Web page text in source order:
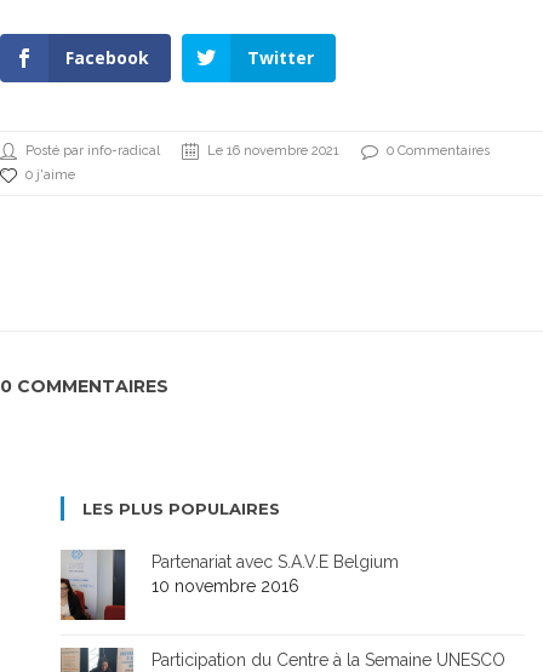
Facebook Twitter
Posté par info-radical Le 16 novembre 2021
0 Commentaires
0 j'aime
0 COMMENTAIRES
LES PLUS POPULAIRES
Partenariat avec S.A.V.E Belgium
10 novembre 2016
Participation du Centre à la Semaine UNESCO